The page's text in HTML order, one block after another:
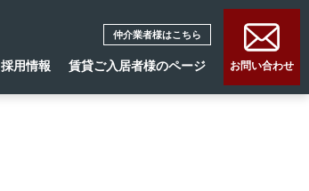
仲介業者様はこちら
採用情報 賃貸ご入居者様のページ お問い合わせ